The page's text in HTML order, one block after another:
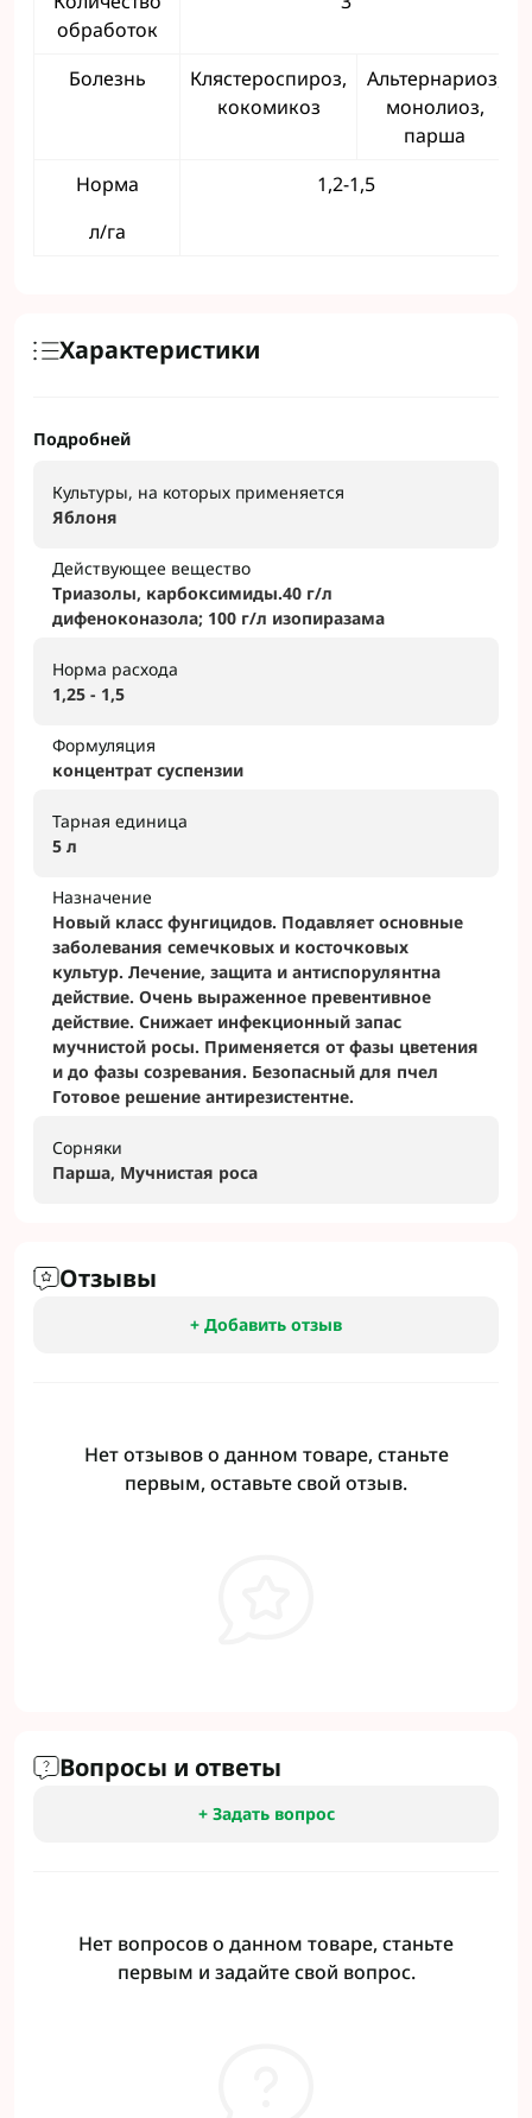
обработок
Болезнь
Клястероспироз,
кокомикоз
Альтернариоз,
монолиоз,
парша
Норма
л/га
1,2-1,5
Характеристики
Подробней
Культуры, на которых применяется
Яблоня
Действующее вещество
Триазолы, карбоксимиды.40 г/л
дифеноконазола; 100 г/л изопиразама
Норма расхода
1,25 - 1,5
Формуляция
концентрат суспензии
Тарная единица
5 л
Назначение
Новый класс фунгицидов. Подавляет основные
заболевания семечковых и косточковых
культур. Лечение, защита и антиспорулянтна
действие. Очень выраженное превентивное
действие. Снижает инфекционный запас
мучнистой росы. Применяется от фазы цветения
и до фазы созревания. Безопасный для пчел
Готовое решение антирезистентне.
Сорняки
Парша, Мучнистая роса
Отзывы
+ Добавить отзыв
Нет отзывов о данном товаре, станьте
первым, оставьте свой отзыв.
Вопросы и ответы
+ Задать вопрос
Нет вопросов о данном товаре, станьте
первым и задайте свой вопрос.